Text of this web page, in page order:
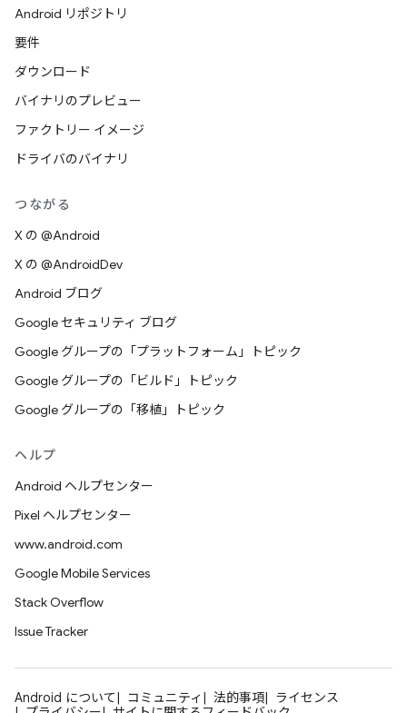
Android リポジトリ
要件
ダウンロード
バイナリのプレビュー
ファクトリー イメージ
ドライバのバイナリ
つながる
X の @Android
X の @AndroidDev
Android ブログ
Google セキュリティ ブログ
Google グループの「プラットフォーム」トピック
Google グループの「ビルド」トピック
Google グループの「移植」トピック
ヘルプ
Android ヘルプセンター
Pixel ヘルプセンター
www.android.com
Google Mobile Services
Stack Overflow
Issue Tracker
Android について コミュニティ 法的事項
ライセンス